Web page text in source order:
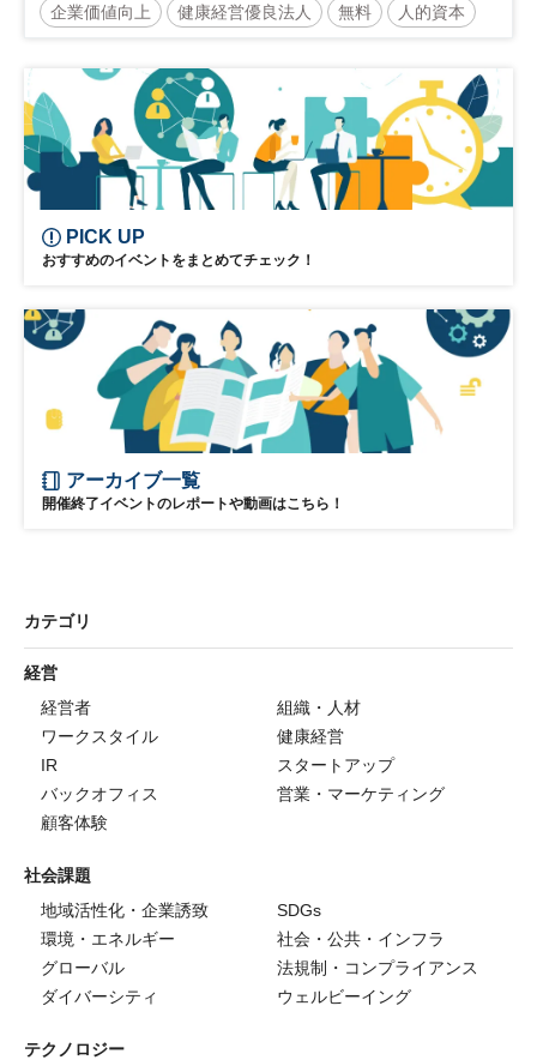
企業価値向上 健康経営優良法人 無料 人的資本
PICK UP
おすすめのイベントをまとめてチェック！
アーカイブ一覧
開催終了イベントのレポートや動画はこちら！
カテゴリ
経営
経営者
組織・人材
ワークスタイル
健康経営
IR
スタートアップ
バックオフィス
営業・マーケティング
顧客体験
社会課題
地域活性化・企業誘致
SDGs
環境・エネルギー
社会・公共・インフラ
グローバル
法規制・コンプライアンス
ダイバーシティ
ウェルビーイング
テクノロジー